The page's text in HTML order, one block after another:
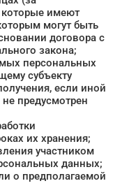
которые имеют
могут быть
договора с
закона;
персональных
субъекту
если иной
предусмотрен
их хранения;
участником
данных;
о предполагаемой